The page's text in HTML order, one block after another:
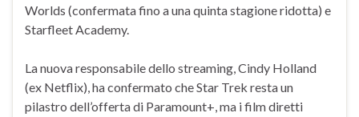
Worlds (confermata fino a una quinta stagione ridotta) e
Starfleet Academy.
La nuova responsabile dello streaming, Cindy Holland
(ex Netflix), ha confermato che Star Trek resta un
pilastro dell’offerta di Paramount+, ma i film diretti